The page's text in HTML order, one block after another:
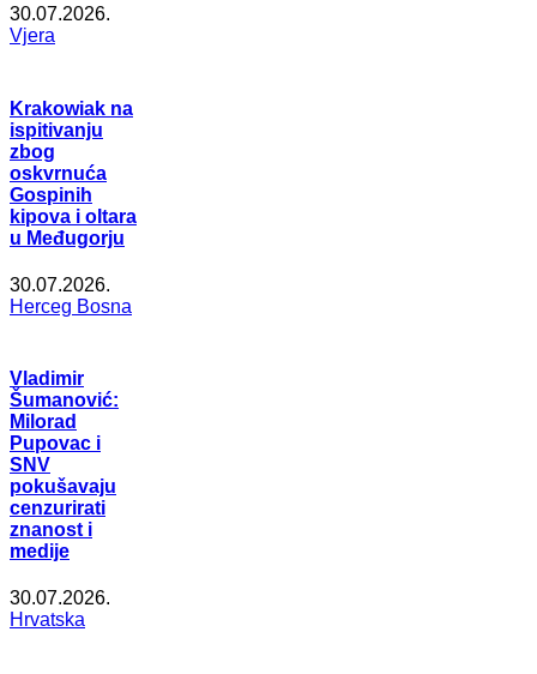
30.07.2026.
Vjera
Krakowiak na
ispitivanju
zbog
oskvrnuća
Gospinih
kipova i oltara
u Međugorju
30.07.2026.
Herceg Bosna
Vladimir
Šumanović:
Milorad
Pupovac i
SNV
pokušavaju
cenzurirati
znanost i
medije
30.07.2026.
Hrvatska